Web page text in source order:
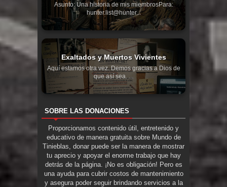
Asunto: Una historia de mis miembrosPara:
hunter.list@hunter...
Exaltados y Muertos Vivientes
Aquí estamos otra vez. Demos gracias a Dios de
que así sea. ...
SOBRE LAS DONACIONES
Proporcionamos contenido útil, entretenido y
educativo de manera gratuita sobre Mundo de
Tinieblas, donar puede ser la manera de mostrar
tu aprecio y apoyar el enorme trabajo que hay
detrás de la página. ¡No es obligación! Pero es
una ayuda para cubrir costos de mantenimiento
y asegura poder seguir brindando servicios a la